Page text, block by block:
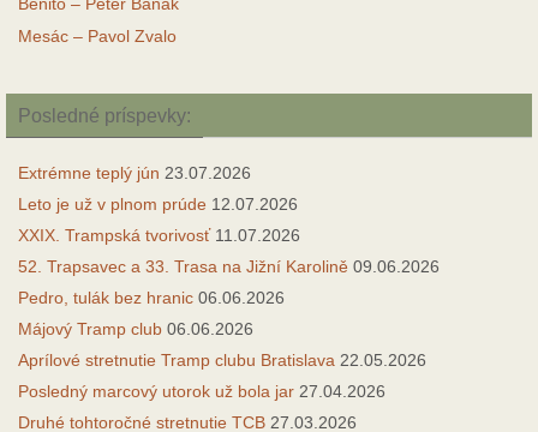
Mesác – Pavol Zvalo
Posledné príspevky:
Extrémne teplý jún 23.07.2026
Leto je už v plnom prúde 12.07.2026
XXIX. Trampská tvorivosť 11.07.2026
52. Trapsavec a 33. Trasa na Jižní Karolině 09.06.2026
Pedro, tulák bez hranic 06.06.2026
Májový Tramp club 06.06.2026
Aprílové stretnutie Tramp clubu Bratislava 22.05.2026
Posledný marcový utorok už bola jar 27.04.2026
Druhé tohtoročné stretnutie TCB 27.03.2026